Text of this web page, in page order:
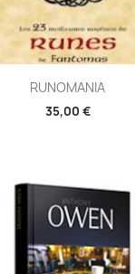
Aperçu rapide
RUNOMANIA
35,00 €